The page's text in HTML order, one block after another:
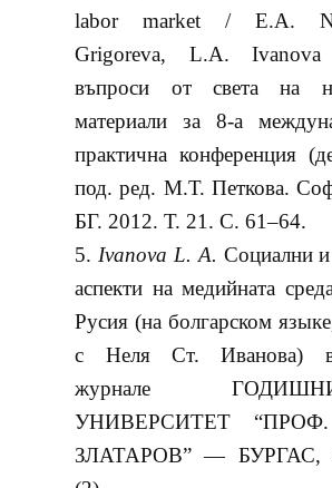
labor market / E.A.
Grigoreva, L.A.
въпроси от света на
материали за 8-а
практична конференция
под. ред. М.Т. Петкова.
БГ. 2012. Т. 21. С. 61–64.
Ivanova L. A. Социални и
аспекти на медийната
Русия (на болгарском
с Неля Ст. Иванова) в
журнале
УНИВЕРСИТЕТ
ЗЛАТАРОВ” — БУРГАС,